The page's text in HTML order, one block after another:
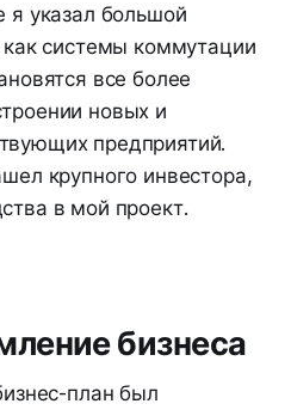
я указал большой
как системы коммутации
все более
новых и
предприятий.
крупного инвестора,
в мой проект.
бизнеса
план был